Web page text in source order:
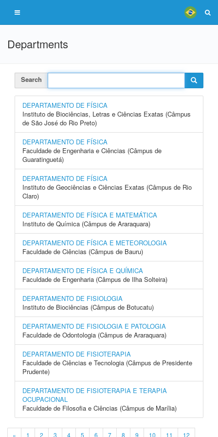
Departments
Search
DEPARTAMENTO DE FÍSICA
Instituto de Biociências, Letras e Ciências Exatas (Câmpus
de São José do Rio Preto)
DEPARTAMENTO DE FÍSICA
Faculdade de Engenharia e Ciências (Câmpus de
Guaratinguetá)
DEPARTAMENTO DE FÍSICA
Instituto de Geociências e Ciências Exatas (Câmpus de Rio
Claro)
DEPARTAMENTO DE FÍSICA E MATEMÁTICA
Instituto de Química (Câmpus de Araraquara)
DEPARTAMENTO DE FÍSICA E METEOROLOGIA
Faculdade de Ciências (Câmpus de Bauru)
DEPARTAMENTO DE FÍSICA E QUÍMICA
Faculdade de Engenharia (Câmpus de Ilha Solteira)
DEPARTAMENTO DE FISIOLOGIA
Instituto de Biociências (Câmpus de Botucatu)
DEPARTAMENTO DE FISIOLOGIA E PATOLOGIA
Faculdade de Odontologia (Câmpus de Araraquara)
DEPARTAMENTO DE FISIOTERAPIA
Faculdade de Ciências e Tecnologia (Câmpus de Presidente
Prudente)
DEPARTAMENTO DE FISIOTERAPIA E TERAPIA
OCUPACIONAL
Faculdade de Filosofia e Ciências (Câmpus de Marília)
« 1 2 3 4 5 6 7 8 9 10 11 12